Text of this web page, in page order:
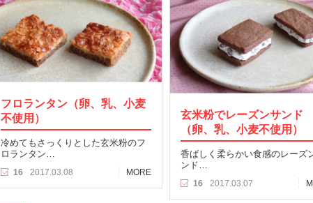
フロランタン（卵、乳、小麦
不使用）
冷めてもさっくりとした玄米粉のフ
ロランタン…
16 2017.03.08 MORE
玄米粉でレーズンサンド
（卵、乳、小麦不使用）
香ばしく柔らかい食感のレーズ
ンド…
16 2017.03.07